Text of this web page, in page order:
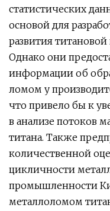
статистических
основой для
развития
Однако они
информации об
ломом у
что привело бы к
в анализе потоков
титана. Также
количественной
цикличности
промышленности
металлоломом